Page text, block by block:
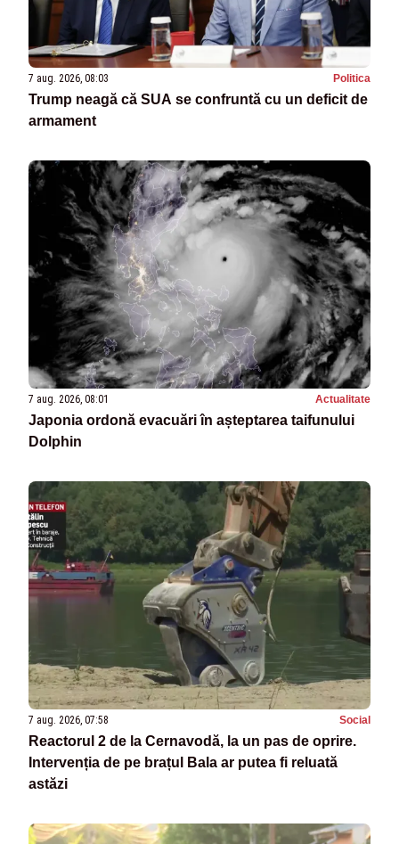
7 aug. 2026, 08:03 Politica
Trump neagă că SUA se confruntă cu un deficit de
armament
7 aug. 2026, 08:01 Actualitate
Japonia ordonă evacuări în așteptarea taifunului
Dolphin
7 aug. 2026, 07:58 Social
Reactorul 2 de la Cernavodă, la un pas de oprire.
Intervenția de pe brațul Bala ar putea fi reluată
astăzi